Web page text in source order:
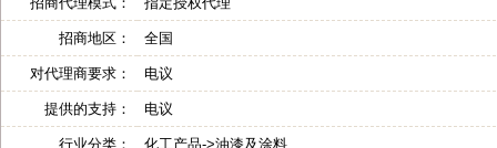
招商地区： 全国
对代理商要求： 电议
提供的支持： 电议
行业分类： 化工产品->油漆及涂料